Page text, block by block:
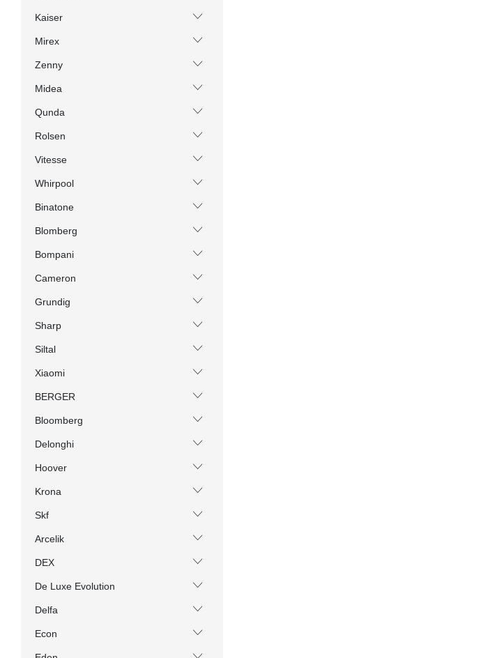
Kaiser
Mirex
Zenny
Midea
Qunda
Rolsen
Vitesse
Whirpool
Binatone
Blomberg
Bompani
Cameron
Grundig
Sharp
Siltal
Xiaomi
BERGER
Bloomberg
Delonghi
Hoover
Krona
Skf
Arcelik
DEX
De Luxe Evolution
Delfa
Econ